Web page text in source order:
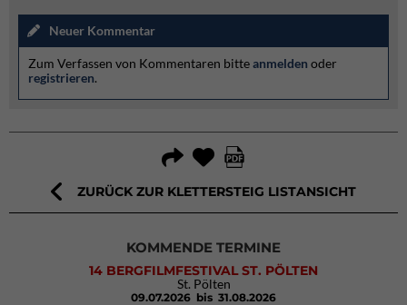
Neuer Kommentar
Zum Verfassen von Kommentaren bitteanmelden oder
registrieren.
ZURÜCK ZUR KLETTERSTEIG LISTANSICHT
KOMMENDE TERMINE
14 BERGFILMFESTIVAL ST. PÖLTEN
St. Pölten
09.07.2026 bis 31.08.2026